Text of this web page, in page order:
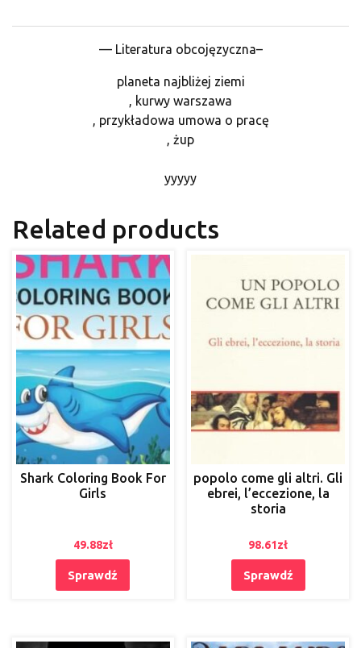
— Literatura obcojęzyczna–
planeta najbliżej ziemi
, kurwy warszawa
, przykładowa umowa o pracę
, żup
yyyyy
Related products
Shark Coloring Book For
Girls
49.88zł
Sprawdź
popolo come gli altri. Gli
ebrei, l’eccezione, la
storia
98.61zł
Sprawdź